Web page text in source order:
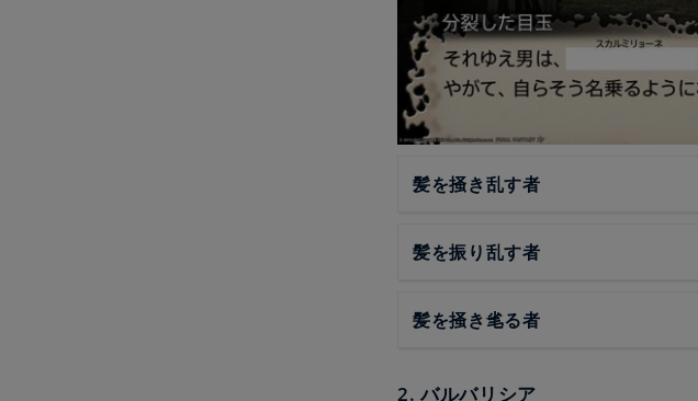
髪を掻き乱す者
髪を振り乱す者
髪を掻き毟る者
2. バルバリシア